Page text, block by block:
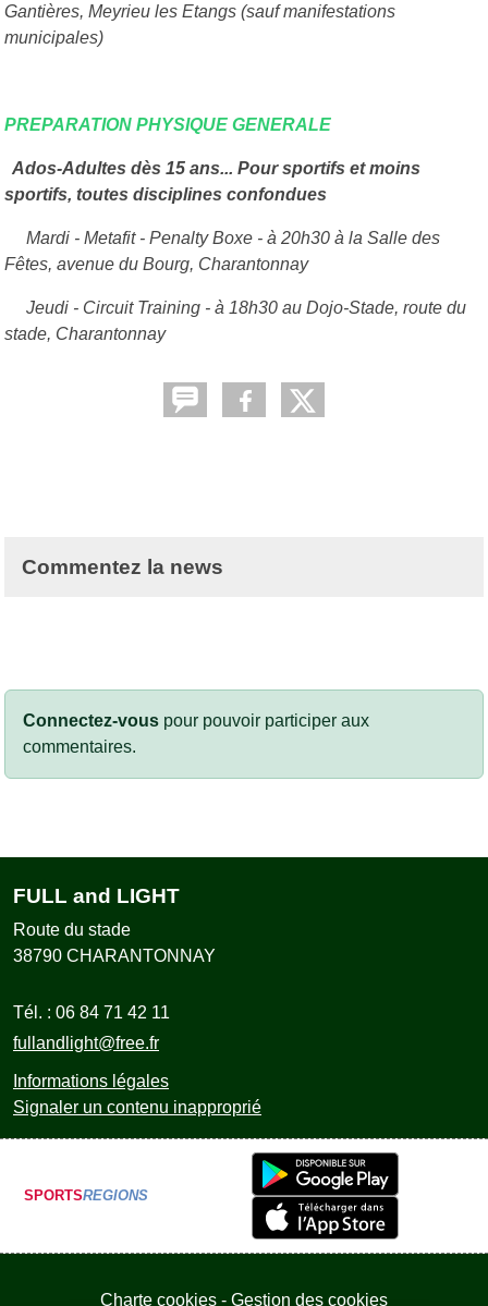
Gantières, Meyrieu les Etangs (sauf manifestations
municipales)
PREPARATION PHYSIQUE GENERALE
Ados-Adultes dès 15 ans... Pour sportifs et moins
sportifs, toutes disciplines confondues
Mardi - Metafit - Penalty Boxe - à 20h30 à la Salle des
Fêtes, avenue du Bourg, Charantonnay
Jeudi - Circuit Training - à 18h30 au Dojo-Stade, route du
stade, Charantonnay
Commentez la news
Connectez-vous pour pouvoir participer aux
commentaires.
FULL and LIGHT
Route du stade
38790 CHARANTONNAY
Tél. : 06 84 71 42 11
fullandlight@free.fr
Informations légales
Signaler un contenu inapproprié
SPORTSREGIONS
Charte cookies Gestion des cookies